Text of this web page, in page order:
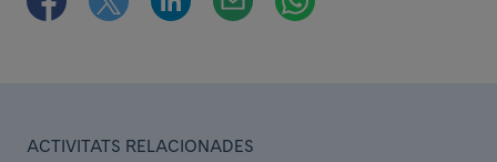
ACTIVITATS RELACIONADES